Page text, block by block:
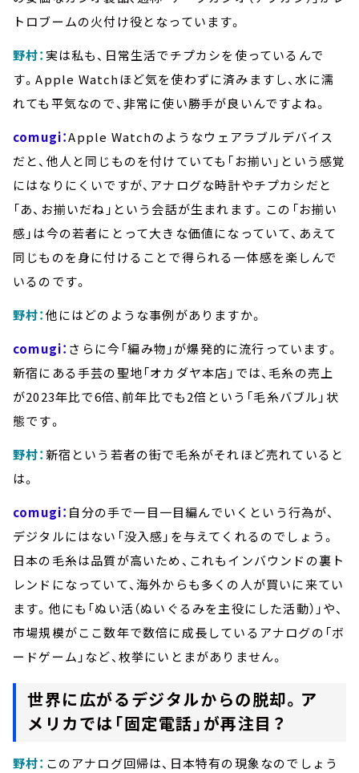
トロブームの火付け役となっています。
野村： 実は私も、日常生活でチプカシを使っているんで
す。Apple Watchほど気を使わずに済みますし、水に濡
れても平気なので、非常に使い勝手が良いんですよね。
comugi：Apple Watchのようなウェアラブルデバイス
だと、他人と同じものを付けていても「お揃い」という感覚
にはなりにくいですが、アナログな時計やチプカシだと
「あ、お揃いだね」という会話が生まれます。この「お揃い
感」は今の若者にとって大きな価値になっていて、あえて
同じものを身に付けることで得られる一体感を楽しんで
いるのです。
野村：他にはどのような事例がありますか。
comugi： さらに今「編み物」が爆発的に流行っています。
新宿にある手芸の聖地「オカダヤ本店」では、毛糸の売上
が2023年比で6倍、前年比でも2倍という「毛糸バブル」状
態です。
野村：新宿という若者の街で毛糸がそれほど売れていると
は。
comugi： 自分の手で一目一目編んでいくという行為が、
デジタルにはない「没入感」を与えてくれるのでしょう。
日本の毛糸は品質が高いため、これもインバウンドの裏ト
レンドになっていて、海外からも多くの人が買いに来てい
ます。他にも「ぬい活（ぬいぐるみを主役にした活動）」や、
市場規模がここ数年で数倍に成長しているアナログの「ボ
ードゲーム」など、枚挙にいとまがありません。
世界に広がるデジタルからの脱却。ア
メリカでは「固定電話」が再注目？
野村： このアナログ回帰は、日本特有の現象なのでしょう